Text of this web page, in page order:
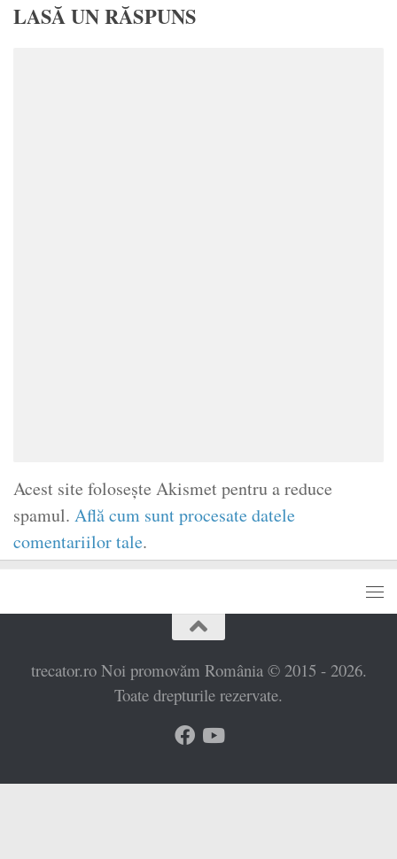
LASĂ UN RĂSPUNS
Acest site folosește Akismet pentru a reduce
spamul. Află cum sunt procesate datele
comentariilor tale.
trecator.ro Noi promovăm România © 2015 - 2026.
Toate drepturile rezervate.